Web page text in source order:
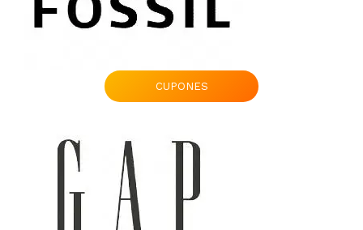
CUPONES